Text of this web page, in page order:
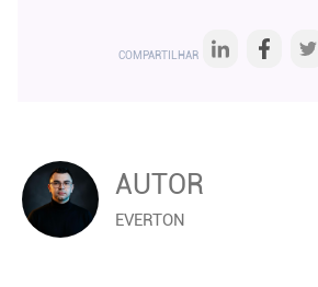
COMPARTILHAR
AUTOR
EVERTON